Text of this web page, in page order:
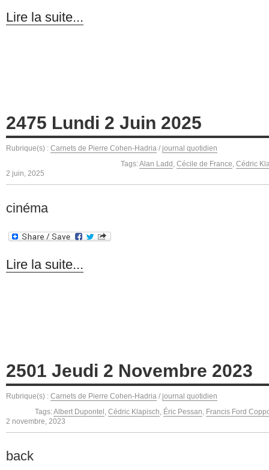
Lire la suite...
2475 Lundi 2 Juin 2025
Rubrique(s) : Carnets de Pierre Cohen-Hadria / journal quotidien
Tags:Alan Ladd Cécile de France Cédric
2 juin, 2025
cinéma
Lire la suite...
2501 Jeudi 2 Novembre 2023
Rubrique(s) : Carnets de Pierre Cohen-Hadria / journal quotidien
Tags:Albert Dupontel Cédric Klapisch Éric Pessan Francis Ford
2 novembre, 2023
back